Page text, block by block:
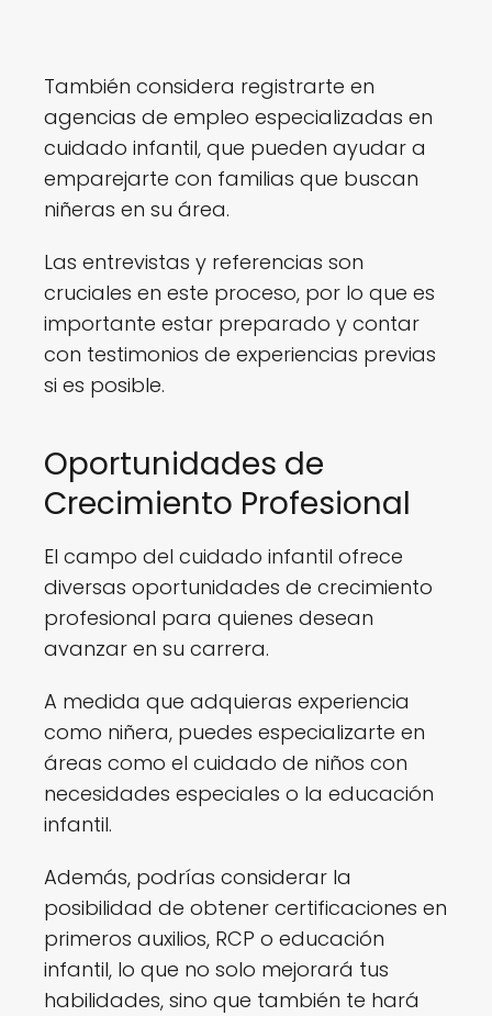
También considera registrarte en
agencias de empleo especializadas en
cuidado infantil, que pueden ayudar a
emparejarte con familias que buscan
niñeras en su área.
Las entrevistas y referencias son
cruciales en este proceso, por lo que es
importante estar preparado y contar
con testimonios de experiencias previas
si es posible.
Oportunidades de
Crecimiento Profesional
El campo del cuidado infantil ofrece
diversas oportunidades de crecimiento
profesional para quienes desean
avanzar en su carrera.
A medida que adquieras experiencia
como niñera, puedes especializarte en
áreas como el cuidado de niños con
necesidades especiales o la educación
infantil.
Además, podrías considerar la
posibilidad de obtener certificaciones en
primeros auxilios, RCP o educación
infantil, lo que no solo mejorará tus
habilidades, sino que también te hará